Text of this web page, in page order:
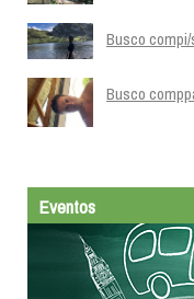
Busco
Busco
Eventos